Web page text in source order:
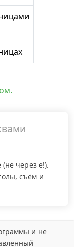
(не через е!).
съём и
и не